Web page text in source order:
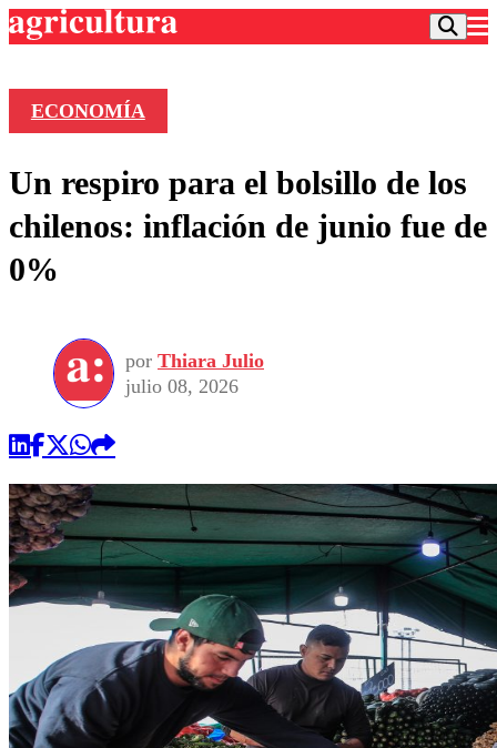
Frecuencias
Agricultura TV
Deportes
Seleccion Chilena
Torneo Internacional
Universidad de Chile
Economía
Internacional
Sustentabilidad
Publicaciones en medios
Opinión
ECONOMÍA
Un respiro para el bolsillo de los
chilenos: inflación de junio fue de
0%
por Thiara Julio
julio 08, 2026